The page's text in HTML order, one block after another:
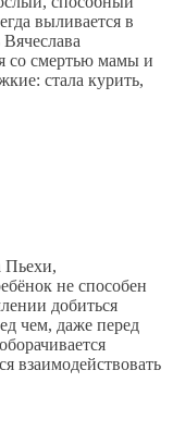
выливается в
со смертью мамы и
стала курить,
Пьехи,
не способен
добиться
чем, даже перед
взаимодействовать